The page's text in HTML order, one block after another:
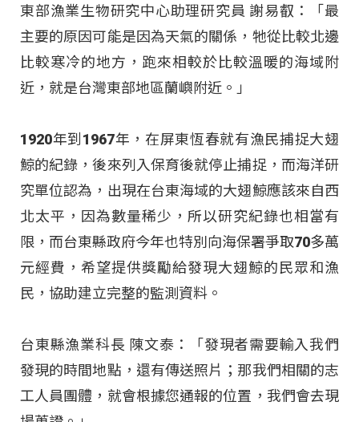
東部漁業生物研究中心助理研究員 謝易叡：「最
主要的原因可能是因為天氣的關係，牠從比較北邊
比較寒冷的地方，跑來相較於比較溫暖的海域附
近，就是台灣東部地區蘭嶼附近。」
1920年到1967年，在屏東恆春就有漁民捕捉大翅
鯨的紀錄，後來列入保育後就停止捕捉，而海洋研
究單位認為，出現在台東海域的大翅鯨應該來自西
北太平，因為數量稀少，所以研究紀錄也相當有
限，而台東縣政府今年也特別向海保署爭取70多萬
元經費，希望提供獎勵給發現大翅鯨的民眾和漁
民，協助建立完整的監測資料。
台東縣漁業科長 陳文泰：「發現者需要輸入我們
發現的時間地點，還有傳送照片；那我們相關的志
工人員團體，就會根據您通報的位置，我們會去現